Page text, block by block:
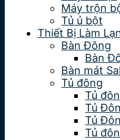
Máy trộn
Tủ ủ bột
Thiết Bị Làm
Bàn Đông
Bàn
Bàn mát
Tủ đông
Tủ
Tủ
Tủ
Tủ